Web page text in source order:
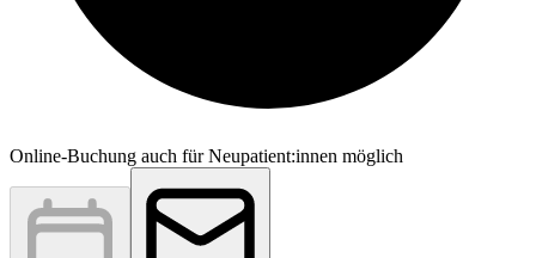
Online-Buchung auch für Neupatient:innen möglich